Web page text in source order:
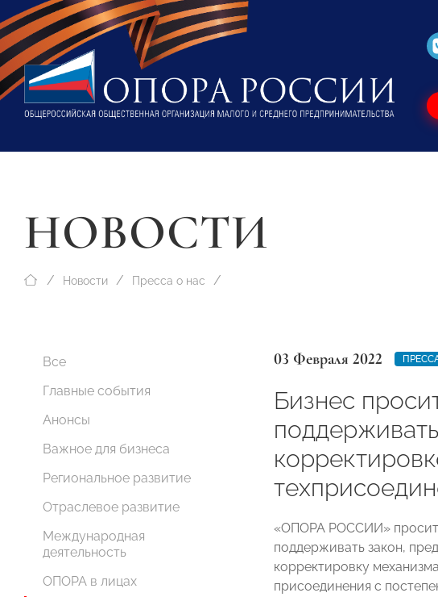
НОВОСТИ
Новости Пресса о нас
Все
Главные события
Анонсы
Важное для бизнеса
Региональное развитие
Отраслевое развитие
Международная
деятельность
ОПОРА в лицах
03 Февраля 2022
Бизнес
«ОПОРА РОССИИ»
поддерживать закон,
корректировку
присоединения с